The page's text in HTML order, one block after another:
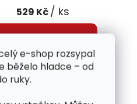
e-shop rozsypal
běželo hladce – od
ruky.
529 Kč/ ks
Pracovní kalhoty jsou
volbou pro každého,
hledá pohodlné, pevné a